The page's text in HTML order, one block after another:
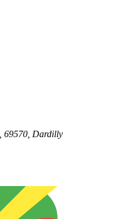
69570 Dardilly